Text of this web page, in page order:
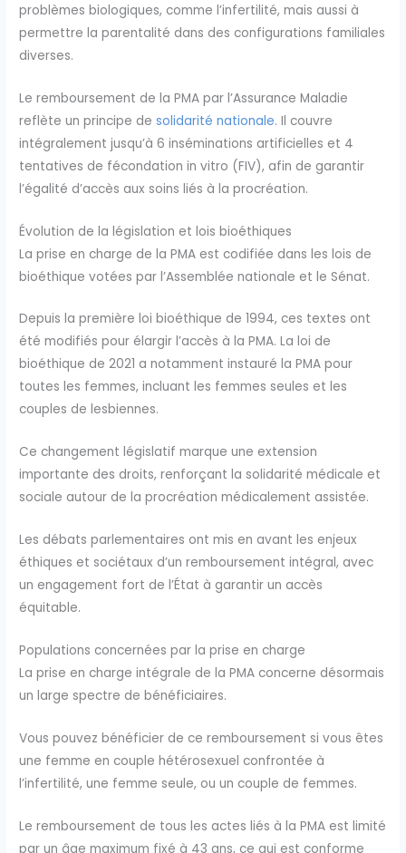
problèmes biologiques, comme l’infertilité, mais aussi à
permettre la parentalité dans des configurations familiales
diverses.
Le remboursement de la PMA par l’Assurance Maladie
reflète un principe desolidarité nationale. Il couvre
intégralement jusqu’à 6 inséminations artificielles et 4
tentatives de fécondation in vitro (FIV), afin de garantir
l’égalité d’accès aux soins liés à la procréation.
Évolution de la législation et lois bioéthiques
La prise en charge de la PMA est codifiée dans les lois de
bioéthique votées par l’Assemblée nationale et le Sénat.
Depuis la première loi bioéthique de 1994, ces textes ont
été modifiés pour élargir l’accès à la PMA. La loi de
bioéthique de 2021 a notamment instauré la PMA pour
toutes les femmes, incluant les femmes seules et les
couples de lesbiennes.
Ce changement législatif marque une extension
importante des droits, renforçant la solidarité médicale et
sociale autour de la procréation médicalement assistée.
Les débats parlementaires ont mis en avant les enjeux
éthiques et sociétaux d’un remboursement intégral, avec
un engagement fort de l’État à garantir un accès
équitable.
Populations concernées par la prise en charge
La prise en charge intégrale de la PMA concerne désormais
un large spectre de bénéficiaires.
Vous pouvez bénéficier de ce remboursement si vous êtes
une femme en couple hétérosexuel confrontée à
l’infertilité, une femme seule, ou un couple de femmes.
Le remboursement de tous les actes liés à la PMA est limité
par un âge maximum fixé à 43 ans, ce qui est conforme